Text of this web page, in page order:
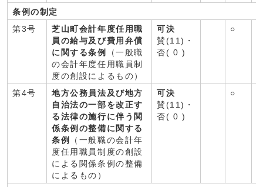
条例の制定
第3号
芝山町会計年度任用職
員の給与及び費用弁償
に関する条例
（一般職
の会計年度任用職員制
度の創設によるもの）
可決
賛(11)・
否( 0 )
○
第4号
地方公務員法及び地方
自治法の一部を改正す
る法律の施行に伴う関
係条例の整備に関する
条例
（一般職の会計年
度任用職員制度の創設
による関係条例の整備
によるもの）
可決
賛(11)・
否( 0 )
○